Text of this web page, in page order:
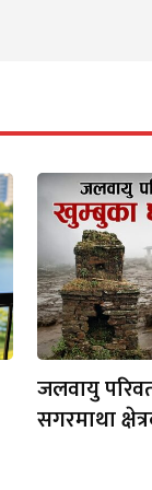
जलवायु
सगरमाथा